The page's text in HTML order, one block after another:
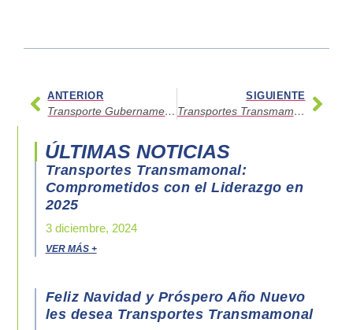
ANTERIOR
Transporte Gubernamental
SIGUIENTE
Transportes Transmamonal: Comprometidos con el Liderazgo en 2025
ÚLTIMAS NOTICIAS
Transportes Transmamonal:
Comprometidos con el Liderazgo en
2025
3 diciembre, 2024
VER MÁS +
Feliz Navidad y Próspero Año Nuevo
les desea Transportes Transmamonal